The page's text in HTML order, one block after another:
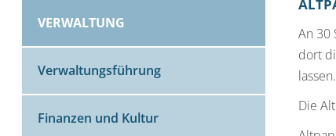
VERWALTUNG
Verwaltungsführung
Finanzen und Kultur
An 30
dort
lassen.
Die